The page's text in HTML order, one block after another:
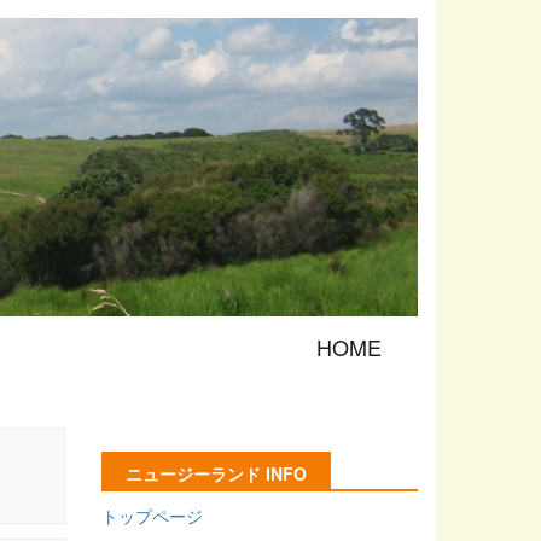
HOME
ニュージーランド INFO
トップページ